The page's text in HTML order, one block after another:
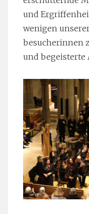
und
wenigen
besucherinnen
und begeisterte